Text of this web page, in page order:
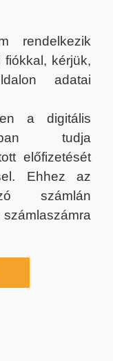
rendelkezik
fiókkal, kérjük,
adatai
a digitális
tudja
előfizetését
Ehhez az
számlán